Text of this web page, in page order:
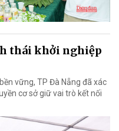
thái khởi nghiệp
vững, TP Đà Nẵng đã xác
cơ sở giữ vai trò kết nối